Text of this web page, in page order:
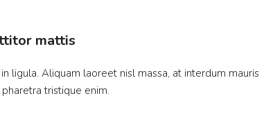
mattis
ligula. Aliquam laoreet nisl massa, at interdum mauris
tristique enim.